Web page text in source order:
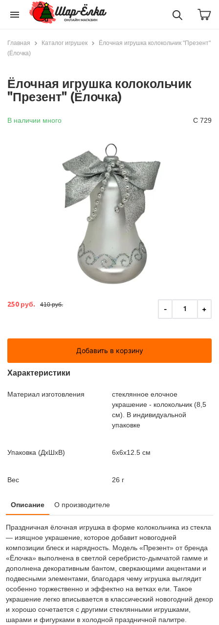
menu
Главная Каталог игрушек
Ёлочная игрушка колокольчик "Презент"
(Ёлочка)
Ёлочная игрушка колокольчик
"Презент" (Ёлочка)
В наличии много С 729
250 руб. 410 руб. - 1 +
Добавить в корзину
Характеристики
Материал изготовления
стеклянное елочное
украшение - колокольчик (8,5
см). В индивидуальной
упаковке
Упаковка (ДxШxВ) 6x6x12.5 см
Вес 26 г
Описание О производителе
Праздничная ёлочная игрушка в форме колокольчика из стекла
— изящное украшение, которое добавит новогодней
композиции блеск и нарядность. Модель «Презент» от бренда
«Ёлочка» выполнена в светлой серебристо-дымчатой гамме и
дополнена декоративным бантом, сверкающими акцентами и
подвесными элементами, благодаря чему игрушка выглядит
особенно торжественно и эффектно на ветках ели. Такое
украшение легко вписывается в классический новогодний декор
и хорошо сочетается с другими стеклянными игрушками,
шарами и фигурками в холодной праздничной палитре.